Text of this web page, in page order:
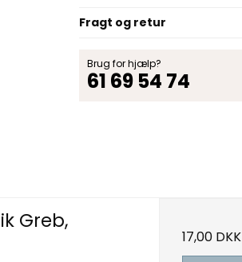
Fragt og retur
Brug for hjælp?
61 69 54 74
Greb,
17,00 DKK